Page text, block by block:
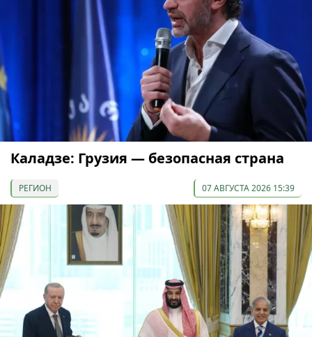
Каладзе: Грузия — безопасная страна
РЕГИОН 07 АВГУСТА 2026 15:39